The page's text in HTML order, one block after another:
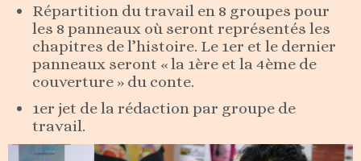
Répartition du travail en 8 groupes pour
les 8 panneaux où seront représentés les
chapitres de l’histoire. Le 1er et le dernier
panneaux seront « la 1ère et la 4ème de
couverture » du conte.
1er jet de la rédaction par groupe de
travail.